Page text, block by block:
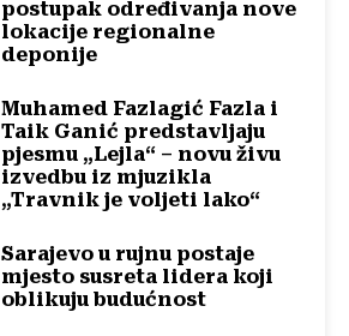
postupak određivanja nove
lokacije regionalne
deponije
Muhamed Fazlagić Fazla i
Taik Ganić predstavljaju
pjesmu „Lejla“ – novu živu
izvedbu iz mjuzikla
„Travnik je voljeti lako“
Sarajevo u rujnu postaje
mjesto susreta lidera koji
oblikuju budućnost